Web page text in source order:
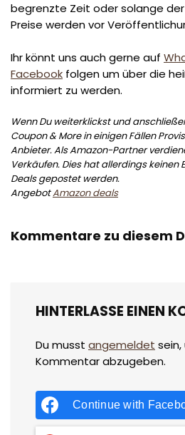
begrenzte Zeit oder solange
Preise werden vor
Ihr könnt uns auch gerne auf
Facebook folgen um über die
informiert zu werden.
Wenn Du weiterklickst und
Coupon & More in einigen Fällen
Anbieter. Als Amazon-Partner
Verkäufen. Dies hat allerdings keinen
Deals gepostet werden.
AngebotAmazon deals
Kommentare zu diesem
HINTERLASSE EINEN
Du musst angemeldet
Kommentar abzugeben.
Continue with